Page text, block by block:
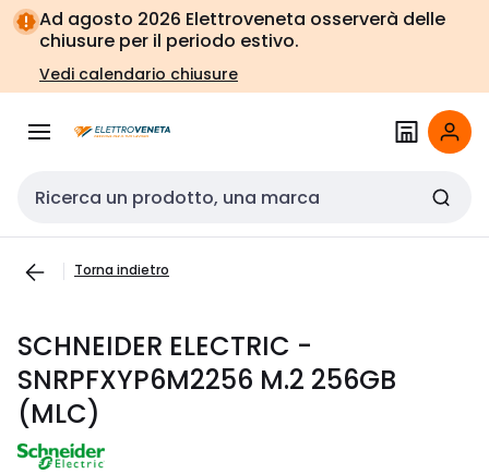
Vai alla
navigazione
Vai
alla
pagina
Ad agosto 2026 Elettroveneta osserverà delle
chiusure per il periodo estivo.
Vedi calendario chiusure
Cerca input
Torna indietro
SCHNEIDER ELECTRIC -
SNRPFXYP6M2256 M.2 256GB
(MLC)